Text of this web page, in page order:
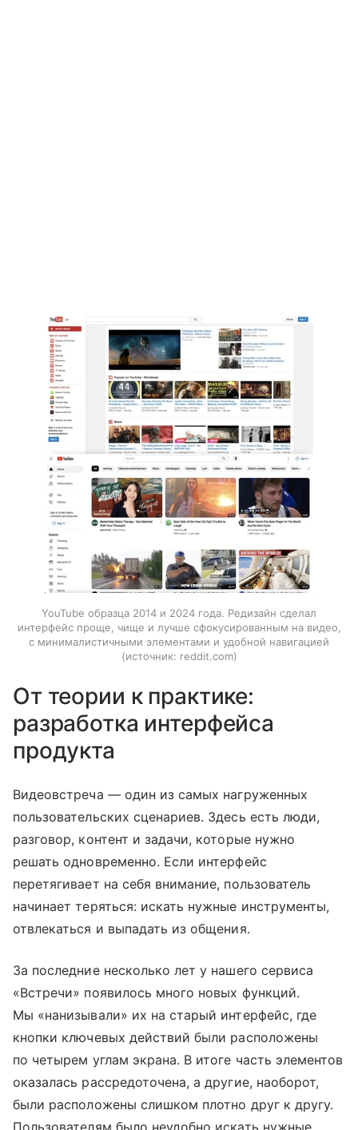
YouTube образца 2014 и 2024 года. Редизайн сделал
интерфейс проще, чище и лучше сфокусированным на видео,
с минималистичными элементами и удобной навигацией
источник: reddit.com
От теории к практике:
разработка интерфейса
продукта
Видеовстреча — один из самых нагруженных
пользовательских сценариев. Здесь есть люди,
разговор, контент и задачи, которые нужно
решать одновременно. Если интерфейс
перетягивает на себя внимание, пользователь
начинает теряться: искать нужные инструменты,
отвлекаться и выпадать из общения.
За последние несколько лет у нашего сервиса
«Встречи» появилось много новых функций.
Мы «нанизывали» их на старый интерфейс, где
кнопки ключевых действий были расположены
по четырем углам экрана. В итоге часть элементов
оказалась рассредоточена, а другие, наоборот,
были расположены слишком плотно друг к другу.